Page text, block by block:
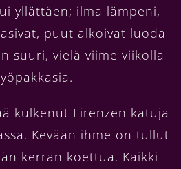
yllättäen; ilma lämpeni,
puut alkoivat luoda
suuri, vielä viime viikolla
kulkenut Firenzen katuja
Kevään ihme on tullut
kerran koettua. Kaikki